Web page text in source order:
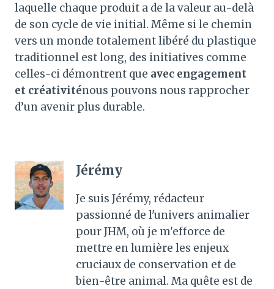
laquelle chaque produit a de la valeur au-delà
de son cycle de vie initial. Même si le chemin
vers un monde totalement libéré du plastique
traditionnel est long, des initiatives comme
celles-ci démontrent que avec engagement
et créativiténous pouvons nous rapprocher
d’un avenir plus durable.
Jérémy
Je suis Jérémy, rédacteur
passionné de l'univers animalier
pour JHM, où je m'efforce de
mettre en lumière les enjeux
cruciaux de conservation et de
bien-être animal. Ma quête est de